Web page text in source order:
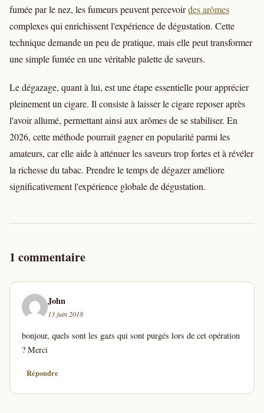
fumée par le nez, les fumeurs peuvent percevoirdes arômes
complexes qui enrichissent l'expérience de dégustation. Cette
technique demande un peu de pratique, mais elle peut transformer
une simple fumée en une véritable palette de saveurs.
Le dégazage, quant à lui, est une étape essentielle pour apprécier
pleinement un cigare. Il consiste à laisser le cigare reposer après
l'avoir allumé, permettant ainsi aux arômes de se stabiliser. En
2026, cette méthode pourrait gagner en popularité parmi les
amateurs, car elle aide à atténuer les saveurs trop fortes et à révéler
la richesse du tabac. Prendre le temps de dégazer améliore
significativement l'expérience globale de dégustation.
1 commentaire
John
13 juin 2018
bonjour, quels sont les gazs qui sont purgés lors de cet opération
? Merci
Répondre